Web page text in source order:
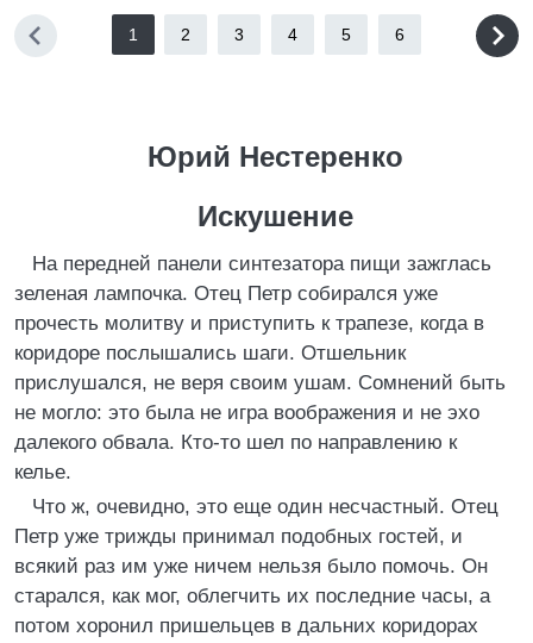
1 2 3 4 5 6
Юрий Нестеренко
Искушение
На передней панели синтезатора пищи зажглась
зеленая лампочка. Отец Петр собирался уже
прочесть молитву и приступить к трапезе, когда в
коридоре послышались шаги. Отшельник
прислушался, не веря своим ушам. Сомнений быть
не могло: это была не игра воображения и не эхо
далекого обвала. Кто-то шел по направлению к
келье.
Что ж, очевидно, это еще один несчастный. Отец
Петр уже трижды принимал подобных гостей, и
всякий раз им уже ничем нельзя было помочь. Он
старался, как мог, облегчить их последние часы, а
потом хоронил пришельцев в дальних коридорах